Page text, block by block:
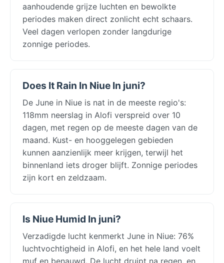
aanhoudende grijze luchten en bewolkte
periodes maken direct zonlicht echt schaars.
Veel dagen verlopen zonder langdurige
zonnige periodes.
Does It Rain In Niue In juni?
De June in Niue is nat in de meeste regio's:
118mm neerslag in Alofi verspreid over 10
dagen, met regen op de meeste dagen van de
maand. Kust- en hooggelegen gebieden
kunnen aanzienlijk meer krijgen, terwijl het
binnenland iets droger blijft. Zonnige periodes
zijn kort en zeldzaam.
Is Niue Humid In juni?
Verzadigde lucht kenmerkt June in Niue: 76%
luchtvochtigheid in Alofi, en het hele land voelt
muf en benauwd. De lucht druipt na regen, en